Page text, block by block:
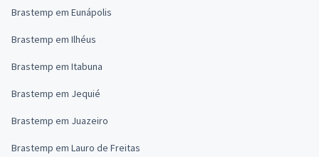
Brastemp em Eunápolis
Brastemp em Ilhéus
Brastemp em Itabuna
Brastemp em Jequié
Brastemp em Juazeiro
Brastemp em Lauro de Freitas